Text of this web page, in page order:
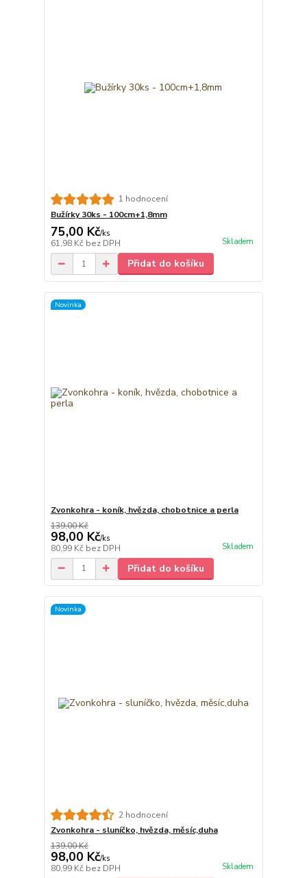
1 hodnocení
Bužírky 30ks - 100cm+1,8mm
75,00 Kč/ks
61,98 Kč bez DPH Skladem
Přidat do košíku
Novinka
Zvonkohra - koník, hvězda, chobotnice a perla
139,00 Kč
98,00 Kč/ks
80,99 Kč bez DPH Skladem
Přidat do košíku
Novinka
2 hodnocení
Zvonkohra - sluníčko, hvězda, měsíc,duha
139,00 Kč
98,00 Kč/ks
80,99 Kč bez DPH Skladem